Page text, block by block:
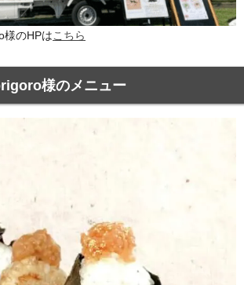
のHPは こちら
様のメニュー